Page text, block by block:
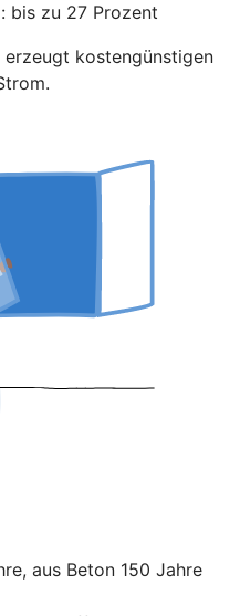
bis zu 27 Prozent
kostengünstigen
aus Beton 150 Jahre